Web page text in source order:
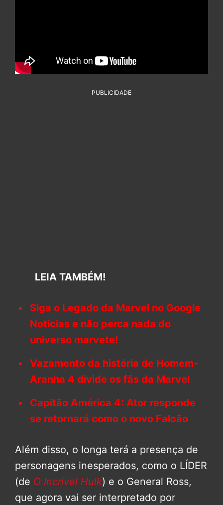
PUBLICIDADE
LEIA TAMBÉM!
Siga o Legado da Marvel no Google
Notícias e não perca nada do
universo marvete!
Vazamento da história de Homem-
Aranha 4 divide os fãs da Marvel
Capitão América 4: Ator responde
se retornará como o novo Falcão
Além disso, o longa terá a presença de
personagens inesperados, como o LÍDER
(de O Incrível Hulk) e o General Ross,
que agora vai ser interpretado por